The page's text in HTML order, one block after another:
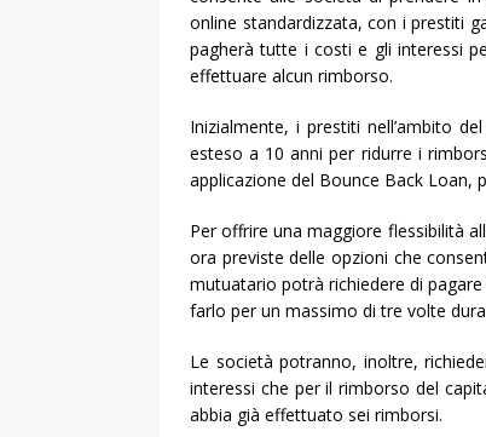
online standardizzata, con i prestiti
pagherà tutte i costi e gli interessi
effettuare alcun rimborso.
Inizialmente, i prestiti nell’ambito
esteso a 10 anni per ridurre i
applicazione del Bounce Back Loan,
Per offrire una maggiore flessibilità
ora previste delle opzioni che
mutuatario potrà richiedere di
farlo per un massimo di tre volte
Le società potranno, inoltre,
interessi che per il rimborso del
abbia già effettuato sei rimborsi.